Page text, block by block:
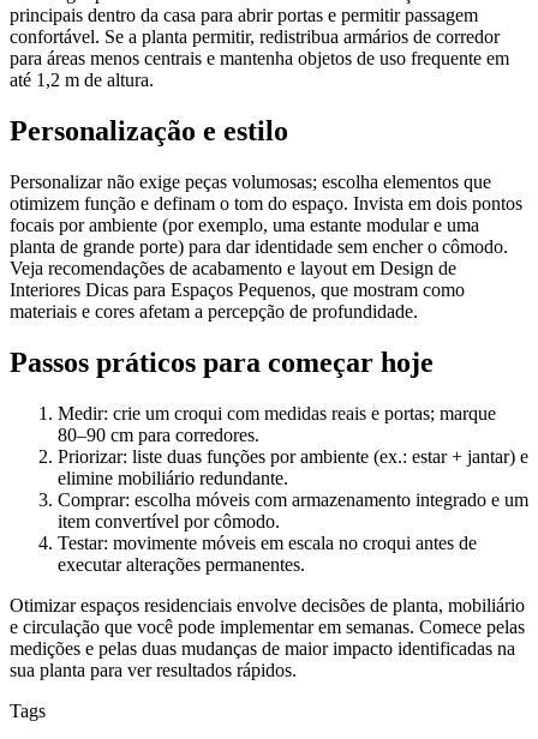
principais dentro da casa para abrir portas e permitir passagem
confortável. Se a planta permitir, redistribua armários de corredor
para áreas menos centrais e mantenha objetos de uso frequente em
até 1,2 m de altura.
Personalização e estilo
Personalizar não exige peças volumosas; escolha elementos que
otimizem função e definam o tom do espaço. Invista em dois pontos
focais por ambiente (por exemplo, uma estante modular e uma
planta de grande porte) para dar identidade sem encher o cômodo.
Veja recomendações de acabamento e layout em Design de
Interiores Dicas para Espaços Pequenos, que mostram como
materiais e cores afetam a percepção de profundidade.
Passos práticos para começar hoje
Medir: crie um croqui com medidas reais e portas; marque
80–90 cm para corredores.
Priorizar: liste duas funções por ambiente (ex.: estar + jantar) e
elimine mobiliário redundante.
Comprar: escolha móveis com armazenamento integrado e um
item convertível por cômodo.
Testar: movimente móveis em escala no croqui antes de
executar alterações permanentes.
Otimizar espaços residenciais envolve decisões de planta, mobiliário
e circulação que você pode implementar em semanas. Comece pelas
medições e pelas duas mudanças de maior impacto identificadas na
sua planta para ver resultados rápidos.
Tags